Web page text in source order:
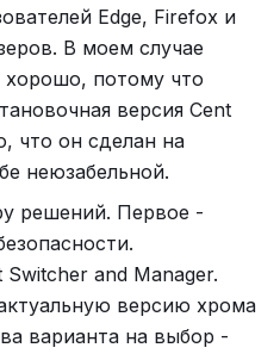
Edge, Firefox и
В моем случае
хорошо, потому что
версия Cent
что он сделан на
неюзабельной.
решений. Первое -
and Manager.
версию хрома
варианта на выбор -